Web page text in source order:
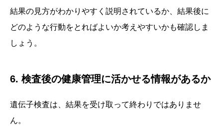
結果の見方がわかりやすく説明されているか、結果後に
どのような行動をとればよいか考えやすいかも確認しま
しょう。
6. 検査後の健康管理に活かせる情報があるか
遺伝子検査は、結果を受け取って終わりではありませ
ん。